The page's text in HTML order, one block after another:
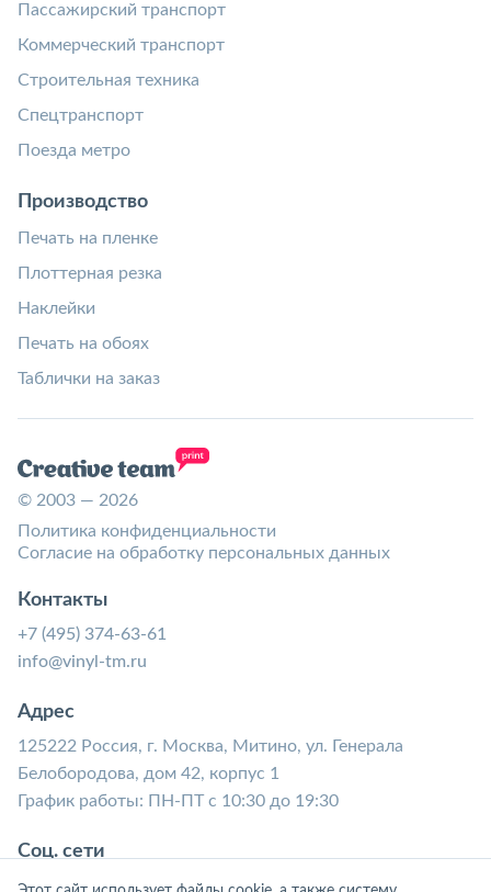
Пассажирский транспорт
Коммерческий транспорт
Строительная техника
Спецтранспорт
Поезда метро
Производство
Печать на пленке
Плоттерная резка
Наклейки
Печать на обоях
Таблички на заказ
© 2003 — 2026
Политика конфиденциальности
Согласие на обработку персональных данных
Контакты
+7 (495) 374-63-61
info@vinyl-tm.ru
Адрес
125222 Россия, г. Москва, Митино, ул. Генерала
Белобородова, дом 42, корпус 1
График работы: ПН-ПТ с 10:30 до 19:30
Соц. сети